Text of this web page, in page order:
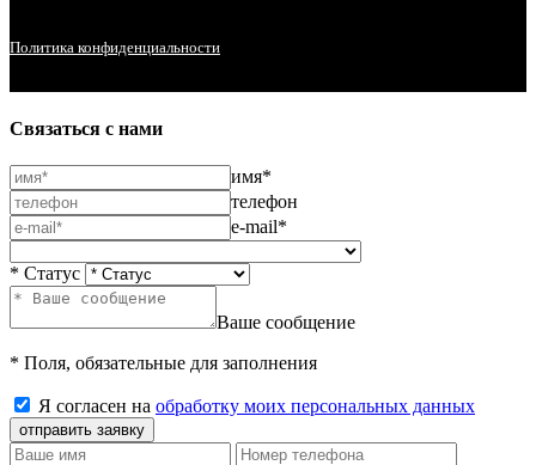
Политика конфиденциальности
Связаться с нами
имя*
телефон
e-mail*
* Статус
Ваше сообщение
* Поля, обязательные для заполнения
Я согласен на обработку моих персональных данных
отправить заявку